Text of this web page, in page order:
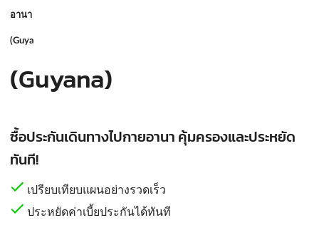
(Guyana)
ซื้อประกันเดินทางไปกายอานา คุ้มครองและประหยัด
ทันที!
เปรียบเทียบแผนอย่างรวดเร็ว
ประหยัดค่าเบี้ยประกันได้ทันที